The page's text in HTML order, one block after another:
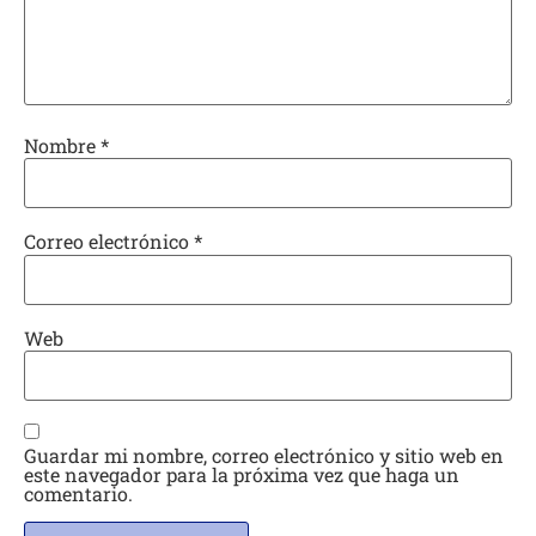
Nombre*
Correo electrónico*
Web
Guardar mi nombre, correo electrónico y sitio web en
este navegador para la próxima vez que haga un
comentario.